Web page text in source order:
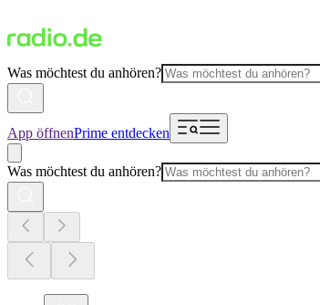
Was möchtest du anhören?
App öffnenPrime entdecken
Was möchtest du anhören?